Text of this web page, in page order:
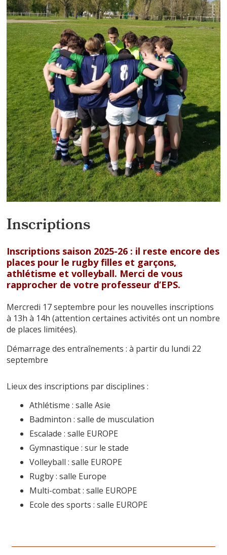
Inscriptions
Inscriptions saison 2025-26 : il reste encore des
places pour le rugby filles et garçons,
athlétisme et volleyball. Merci de vous
rapprocher de votre professeur d’EPS.
Mercredi 17 septembre pour les nouvelles inscriptions
à 13h à 14h (attention certaines activités ont un nombre
de places limitées).
Démarrage des entraînements : à partir du lundi 22
septembre
Lieux des inscriptions par disciplines :
Athlétisme : salle Asie
Badminton : salle de musculation
Escalade : salle EUROPE
Gymnastique : sur le stade
Volleyball : salle EUROPE
Rugby : salle Europe
Multi-combat : salle EUROPE
Ecole des sports : salle EUROPE